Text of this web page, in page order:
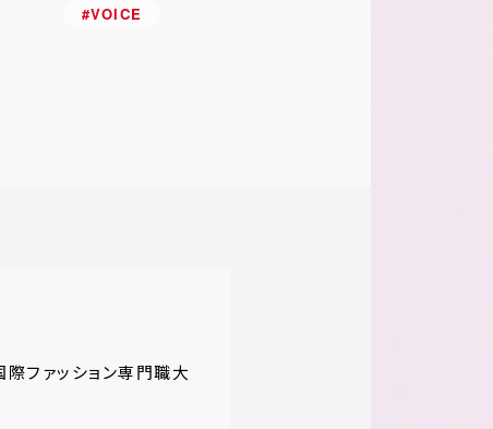
ー】
#VOICE
ファッション専門職大